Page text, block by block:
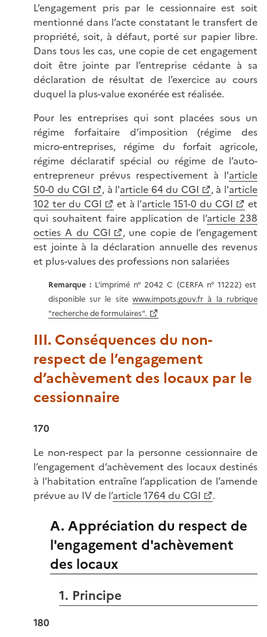
L’engagement pris par le cessionnaire est soit
mentionné dans l’acte constatant le transfert de
propriété, soit, à défaut, porté sur papier libre.
Dans tous les cas, une copie de cet engagement
doit être jointe par l’entreprise cédante à sa
déclaration de résultat de l’exercice au cours
duquel la plus-value exonérée est réalisée.
Pour les entreprises qui sont placées sous un
régime forfaitaire d’imposition (régime des
micro-entreprises, régime du forfait agricole,
régime déclaratif spécial ou régime de l’auto-
entrepreneur prévus respectivement à l'article
50-0 du CGI
, à l'article 64 du CGI , à l'article
102 ter du CGI
et à l'article 151-0 du CGI
et
qui souhaitent faire application de l’article 238
octies A du CGI
, une copie de l’engagement
est jointe à la déclaration annuelle des revenus
et plus-values des professions non salariées
Remarque :L'imprimé n° 2042 C (CERFA n° 11222) est
disponible sur le sitewww.impots.gouv.fr à la rubrique
"recherche de formulaires".
III. Conséquences du non-
respect de l’engagement
d’achèvement des locaux par le
cessionnaire
170
Le non-respect par la personne cessionnaire de
l’engagement d’achèvement des locaux destinés
à l’habitation entraîne l’application de l’amende
prévue au IV de l’article 1764 du CGI .
A. Appréciation du respect de
l'engagement d'achèvement
des locaux
1. Principe
180